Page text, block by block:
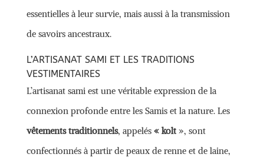
essentielles à leur survie, mais aussi à la transmission
de savoirs ancestraux.
L’ARTISANAT SAMI ET LES TRADITIONS
VESTIMENTAIRES
L’artisanat sami est une véritable expression de la
connexion profonde entre les Samis et la nature. Les
vêtements traditionnels, appelés « kolt », sont
confectionnés à partir de peaux de renne et de laine,